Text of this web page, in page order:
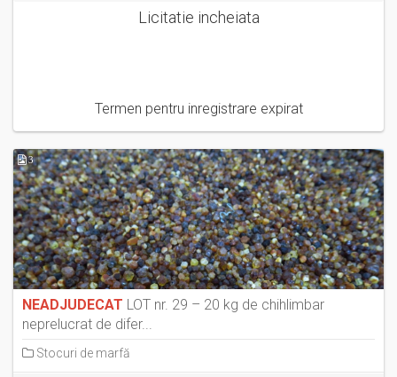
Licitatie incheiata
Termen pentru inregistrare expirat
3
NEADJUDECAT LOT nr. 29 – 20 kg de chihlimbar
neprelucrat de difer...
Stocuri de marfă